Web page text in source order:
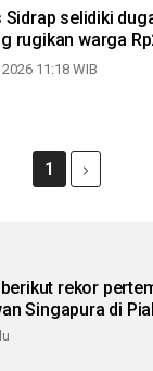
Sidrap selidiki
rugikan warga
11:18 WIB
1
rekor
Singapura di